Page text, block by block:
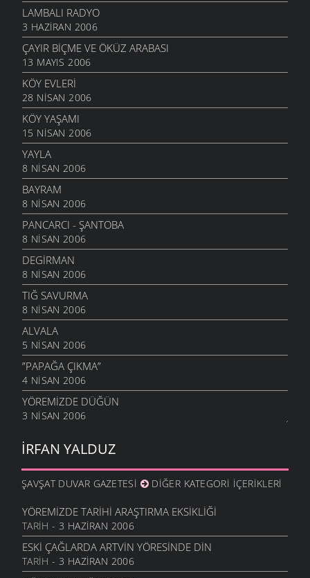
LAMBALI RADYO
3 HAZIRAN 2006
ÇAYIR BIÇME VE ÖKÜZ ARABASI
13 MAYIS 2006
KÖY EVLERI
28 NISAN 2006
KÖY YAŞAMI
15 NISAN 2006
YAYLA
8 NISAN 2006
BAYRAM
8 NISAN 2006
PANCARCI - ŞANTOBA
8 NISAN 2006
DEGIRMAN
8 NISAN 2006
TIĞ SAVURMA
8 NISAN 2006
ALVALA
5 NISAN 2006
”PAPAĞA ÇIKMA”
4 NISAN 2006
YÖREMIZDE DÜĞÜN
3 NISAN 2006
İRFAN YALDUZ
ŞAVŞAT DUVAR GAZETESI DIĞER KATEGORI İÇERIKLERI
YÖREMIZDE TARIHI ARAŞTIRMA EKSIKLIĞI
TARIH - 3 HAZIRAN 2006
ESKI ÇAĞLARDA ARTVIN YÖRESINDE DIN
TARIH - 3 HAZIRAN 2006